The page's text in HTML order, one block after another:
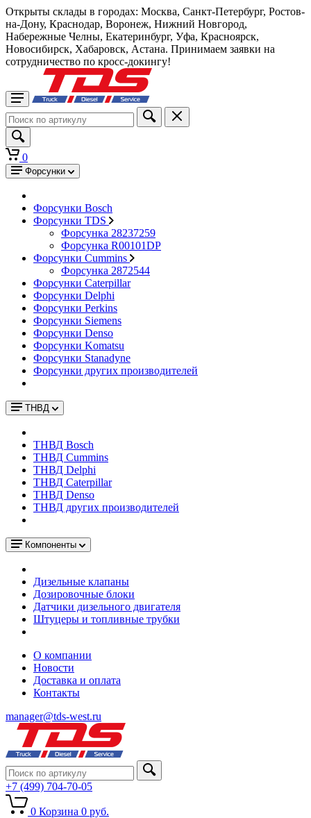
Открыты склады в городах: Москва, Санкт-Петербург, Ростов-
на-Дону, Краснодар, Воронеж, Нижний Новгород,
Набережные Челны, Екатеринбург, Уфа, Красноярск,
Новосибирск, Хабаровск, Астана. Принимаем заявки на
сотрудничество по кросс-докингу!
0
Форсунки
Форсунки Bosch
Форсунки TDS
Форсунка 28237259
Форсунка R00101DP
Форсунки Cummins
Форсунка 2872544
Форсунки Caterpillar
Форсунки Delphi
Форсунки Perkins
Форсунки Siemens
Форсунки Denso
Форсунки Komatsu
Форсунки Stanadyne
Форсунки других производителей
ТНВД
ТНВД Bosch
ТНВД Cummins
ТНВД Delphi
ТНВД Caterpillar
ТНВД Denso
ТНВД других производителей
Компоненты
Дизельные клапаны
Дозировочные блоки
Датчики дизельного двигателя
Штуцеры и топливные трубки
О компании
Новости
Доставка и оплата
Контакты
manager@tds-west.ru
+7 (499) 704-70-05
0 Корзина 0 руб.